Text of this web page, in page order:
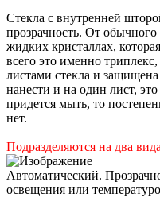
Стекла с внутренней
прозрачность. От
жидких кристаллах,
всего это именно
листами стекла и
нанести и на один лист,
придется мыть, то
нет.
Подразделяются на два
Автоматический.
освещения или